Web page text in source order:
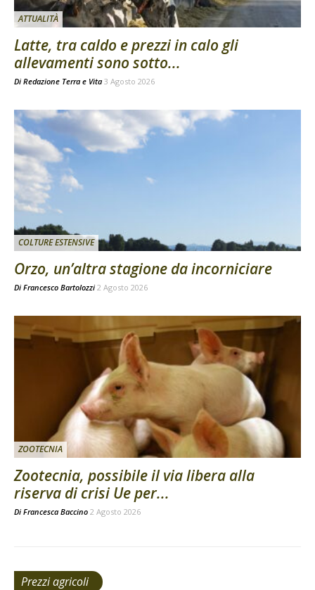
ATTUALITÀ
Latte, tra caldo e prezzi in calo gli
allevamenti sono sotto...
Di Redazione Terra e Vita 3 Agosto 2026
COLTURE ESTENSIVE
Orzo, un’altra stagione da incorniciare
Di Francesco Bartolozzi 2 Agosto 2026
ZOOTECNIA
Zootecnia, possibile il via libera alla
riserva di crisi Ue per...
Di Francesca Baccino 2 Agosto 2026
Prezzi agricoli